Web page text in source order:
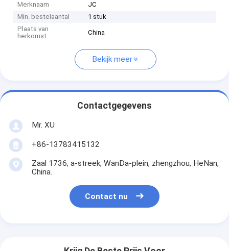
Merknaam
JC
Min. bestelaantal
1 stuk
Plaats van
herkomst
China
Bekijk meer
Contactgegevens
Mr. XU
+86-13783415132
Zaal 1736, a-streek, WanDa-plein, zhengzhou, HeNan,
China.
Contact nu